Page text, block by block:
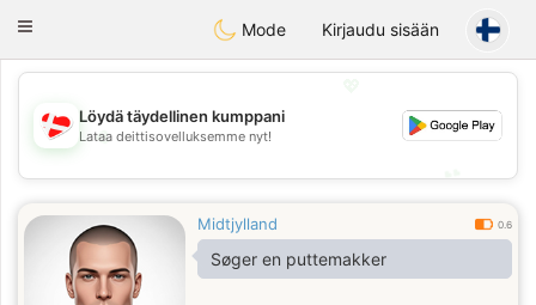
SmukDansk
Toggle
Mode Kirjaudu sisään
💖
💕
Löydä täydellinen kumppani
Lataa deittisovelluksemme nyt!
Midtjylland 0.6
Søger en puttemakker